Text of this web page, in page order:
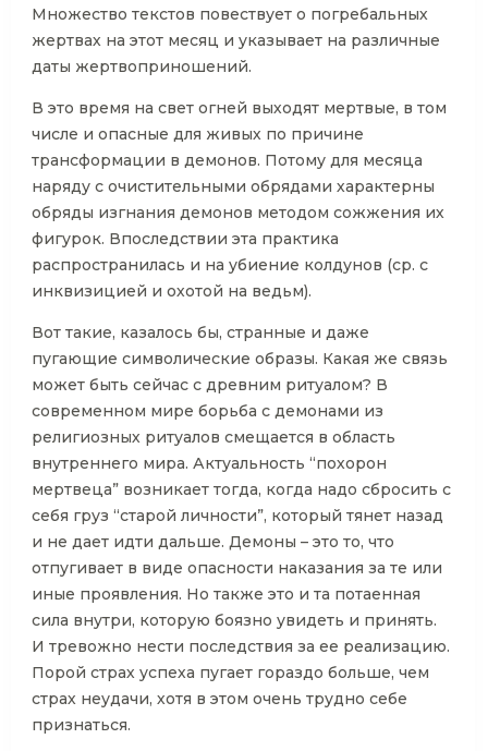
Множество текстов повествует о погребальных
жертвах на этот месяц и указывает на различные
даты жертвоприношений.
В это время на свет огней выходят мертвые, в том
числе и опасные для живых по причине
трансформации в демонов. Потому для месяца
наряду с очистительными обрядами характерны
обряды изгнания демонов методом сожжения их
фигурок. Впоследствии эта практика
распространилась и на убиение колдунов (ср. с
инквизицией и охотой на ведьм).
Вот такие, казалось бы, странные и даже
пугающие символические образы. Какая же связь
может быть сейчас с древним ритуалом? В
современном мире борьба с демонами из
религиозных ритуалов смещается в область
внутреннего мира. Актуальность “похорон
мертвеца” возникает тогда, когда надо сбросить с
себя груз “старой личности”, который тянет назад
и не дает идти дальше. Демоны – это то, что
отпугивает в виде опасности наказания за те или
иные проявления. Но также это и та потаенная
сила внутри, которую боязно увидеть и принять.
И тревожно нести последствия за ее реализацию.
Порой страх успеха пугает гораздо больше, чем
страх неудачи, хотя в этом очень трудно себе
признаться.